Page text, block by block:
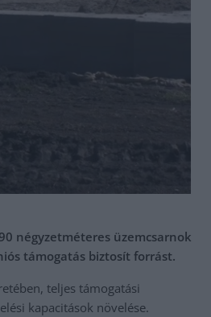
négyzetméteres üzemcsarnok
támogatás biztosít forrást.
teljes támogatási
kapacitások növelése.